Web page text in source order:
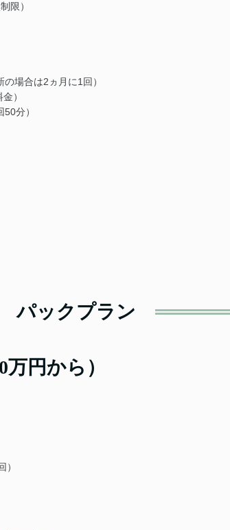
限）
場合は2ヵ月に1回）
）
分）
パックプラン
円から）